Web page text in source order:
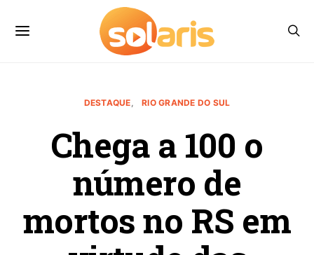
DESTAQUE RIO GRANDE DO SUL
Chega a 100 o
número de
mortos no RS em